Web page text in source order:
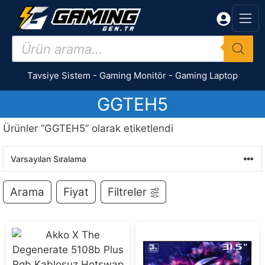
İçeriğe
Products
search
Tavsiye Sistem - Gaming Monitör - Gaming Laptop
GGTEH5
Ürünler “GGTEH5” olarak etiketlendi
Arama Fiyat Filtreler